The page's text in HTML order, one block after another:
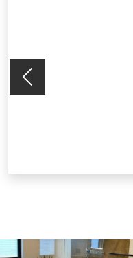
Vorherige